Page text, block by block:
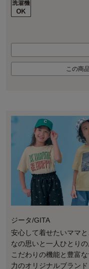
この商
ジータ/GITA
安心して着せたいママ
なの思いと一人ひとりの
こだわりの機能と豊富
力のオリジナルブランド